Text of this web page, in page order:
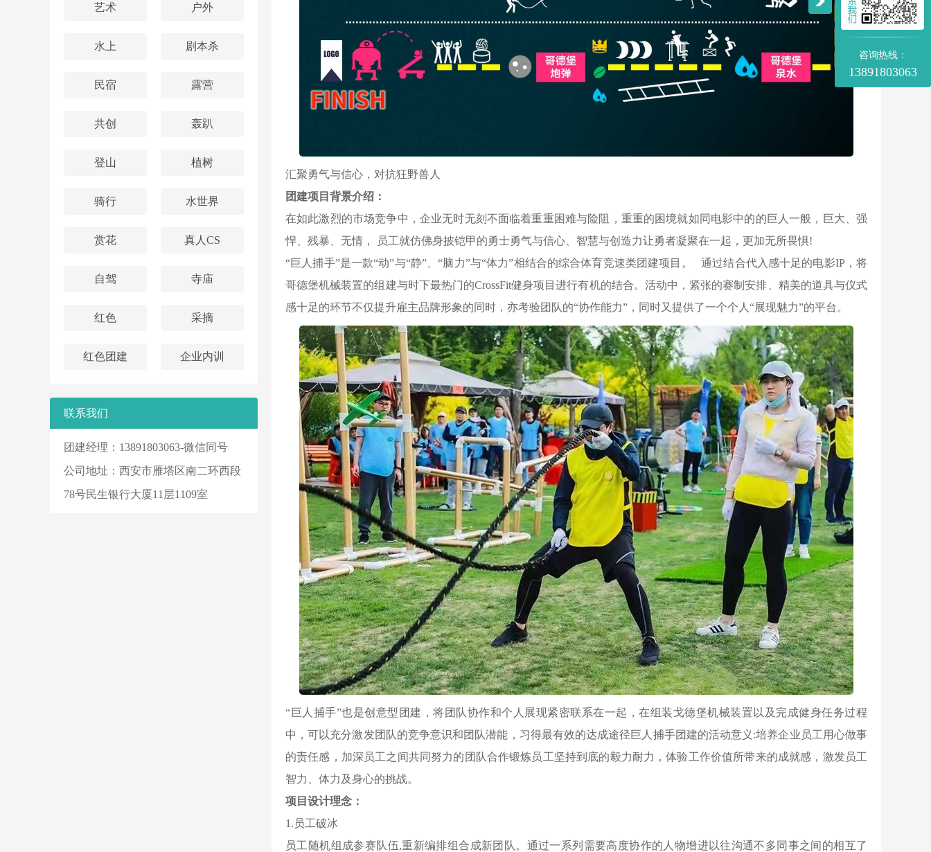
艺术 户外
水上 剧本杀
民宿 露营
共创 轰趴
登山 植树
骑行 水世界
赏花 真人CS
自驾 寺庙
红色 采摘
红色团建 企业内训
联系我们
团建经理：13891803063-微信同号
公司地址：西安市雁塔区南二环西段
78号民生银行大厦11层1109室
汇聚勇气与信心，对抗狂野兽人
团建项目背景介绍：
在如此激烈的市场竞争中，企业无时无刻不面临着重重困难与险阻，重重的困境就如同电影中的的巨人一般，巨大、强
悍、残暴、无情， 员工就仿佛身披铠甲的勇士勇气与信心、智慧与创造力让勇者凝聚在一起，更加无所畏惧!
“巨人捕手”是一款“动”与“静”、“脑力”与“体力”相结合的综合体育竞速类团建项目。 通过结合代入感十足的电影IP，将
哥德堡机械装置的组建与时下最热门的CrossFit健身项目进行有机的结合。活动中，紧张的赛制安排、精美的道具与仪式
感十足的环节不仅提升雇主品牌形象的同时，亦考验团队的“协作能力”，同时又提供了一个个人“展现魅力”的平台。
“巨人捕手”也是创意型团建，将团队协作和个人展现紧密联系在一起，在组装戈德堡机械装置以及完成健身任务过程
中，可以充分激发团队的竞争意识和团队潜能，习得最有效的达成途径巨人捕手团建的活动意义:培养企业员工用心做事
的责任感，加深员工之间共同努力的团队合作锻炼员工坚持到底的毅力耐力，体验工作价值所带来的成就感，激发员工
智力、体力及身心的挑战。
项目设计理念：
1.员工破冰
员工随机组成参赛队伍,重新编排组合成新团队。通过一系列需要高度协作的人物增进以往沟通不多同事之间的相互了
咨询热线：
13891803063